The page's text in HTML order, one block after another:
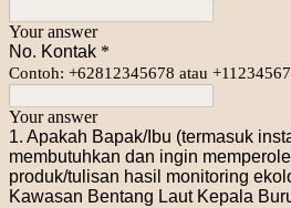
Your answer
No. Kontak *
Contoh: +62812345678 atau +11234567
Your answer
1. Apakah Bapak/Ibu (termasuk
membutuhkan dan ingin
produk/tulisan hasil monitoring
Kawasan Bentang Laut Kepala